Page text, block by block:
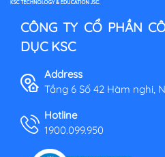
CÔNG TY CỔ PHẦN
DỤC KSC
Address
Tầng 6 Số 42 Hàm nghi,
Hotline
1900.099.950